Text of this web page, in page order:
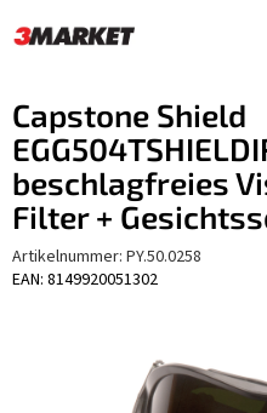
Inhalt
Capstone Shield
beschlagfreies
Filter +
Artikelnummer: PY.50.0258
EAN: 8149920051302